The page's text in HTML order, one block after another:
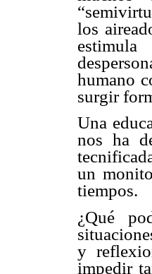
los
humano
surgir
Una
nos ha
un
tiempos.
¿Qué
y
impedir